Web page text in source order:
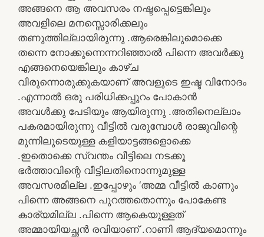
അങ്ങനെ ആ അവസരം നഷ്ടപ്പെട്ടെങ്കിലും
അവളിലെ മനസ്സൊരിക്കലും
തണുത്തില്ലായിരുന്നു .ആരെങ്കിലുമൊക്കെ
തന്നെ നോക്കുന്നെന്നറിഞ്ഞാൽ പിന്നെ അവർക്കു
എങ്ങനെയെങ്കിലും കാഴ്ച
വിരുന്നൊരുക്കുകയാണ് അവളുടെ ഇഷ്ട വിനോദം
.എന്നാൽ ഒരു പരിധിക്കപ്പുറം പോകാൻ
അവൾക്കു പേടിയും ആയിരുന്നു .അതിനെല്ലാം
പകരമായിരുന്നു വീട്ടിൽ വരുമ്പോൾ രാജുവിന്റെ
മുന്നിലൂടെയുള്ള കളിയാട്ടങ്ങളൊക്കെ
.ഇതൊക്കെ സ്വന്തം വീട്ടിലെ നടക്കൂ
ഭർത്താവിന്റെ വീട്ടിലതിനൊന്നുമുള്ള
അവസരമില്ല .ഇപ്പോഴും ‘അമ്മ വീട്ടിൽ കാണും
പിന്നെ അങ്ങനെ പുറത്തതൊന്നും പോകേണ്ട
കാര്യമില്ല .പിന്നെ ആകെയുള്ളത്
അമ്മായിയച്ഛൻ രവിയാണ് .റാണി ആദ്യമൊന്നും